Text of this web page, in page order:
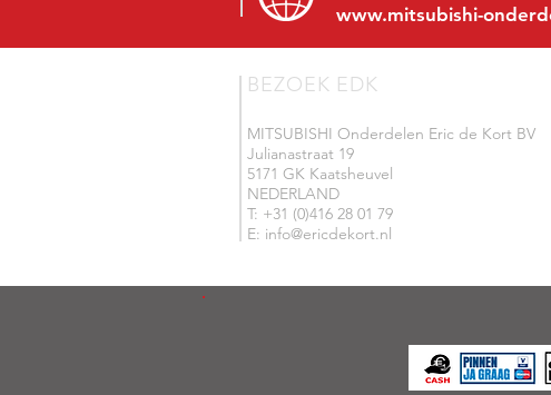
www.mitsubishi-
BEZOEK EDK
MITSUBISHI Onderdelen Eric de Kort BV
Julianastraat 19
5171 GK Kaatsheuvel
NEDERLAND
T: +31 (0)416 28 01 79
E: info@ericdekort.nl